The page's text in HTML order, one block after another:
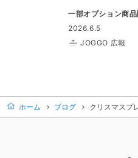
一部オプション商
2026.6.5
JOGGO 広報
ホーム ブログ クリスマスプ